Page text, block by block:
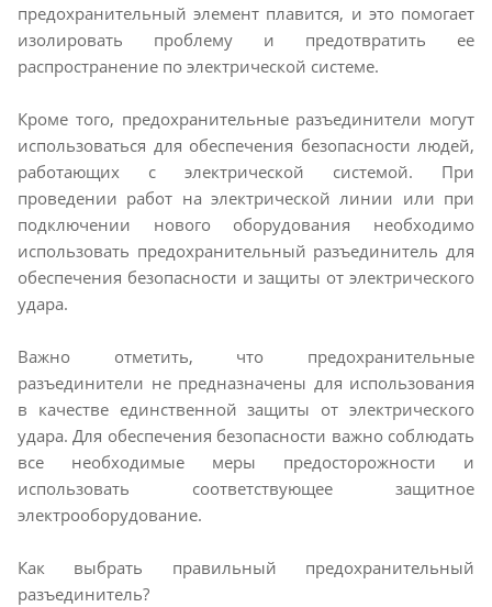
предохранительный элемент плавится, и это помогает
изолировать проблему и предотвратить ее
распространение по электрической системе.
Кроме того, предохранительные разъединители могут
использоваться для обеспечения безопасности людей,
работающих с электрической системой. При
проведении работ на электрической линии или при
подключении нового оборудования необходимо
использовать предохранительный разъединитель для
обеспечения безопасности и защиты от электрического
удара.
Важно отметить, что предохранительные
разъединители не предназначены для использования
в качестве единственной защиты от электрического
удара. Для обеспечения безопасности важно соблюдать
все необходимые меры предосторожности и
использовать соответствующее защитное
электрооборудование.
Как выбрать правильный предохранительный
разъединитель?